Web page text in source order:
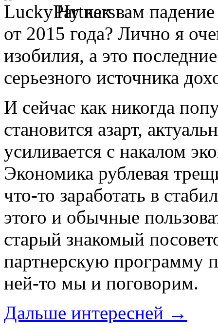
Ну как вам
от 2015 года? Лично я
изобилия, а это
серьезного источника
И сейчас как никогда
становится азарт,
усиливается с накалом
Экономика рублевая
что-то заработать в
этого и обычные
старый знакомый
партнерскую программу
ней-то мы и поговорим.
Дальше интересней →